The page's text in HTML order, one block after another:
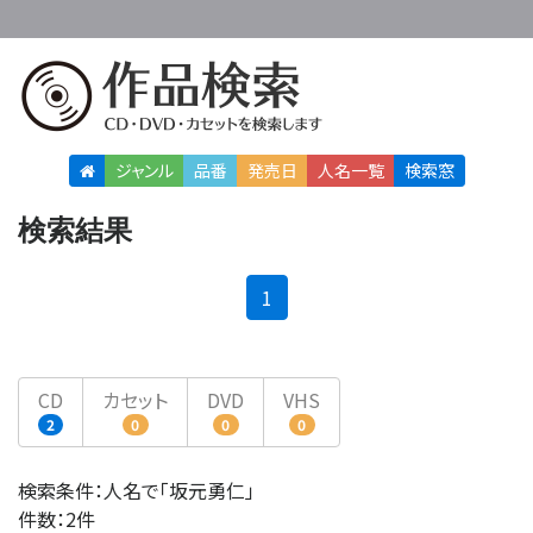
ジャンル 品番 発売日 人名一覧 検索窓
検索結果
1
CD
2
カセット
0
DVD
0
VHS
0
検索条件：人名で「坂元勇仁」
件数：2件